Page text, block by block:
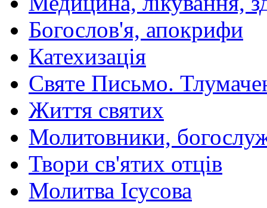
Богослов'я, апокрифи
Катехизація
Святе Письмо.
Життя святих
Молитовники,
Твори св'ятих отців
Молитва Ісусова